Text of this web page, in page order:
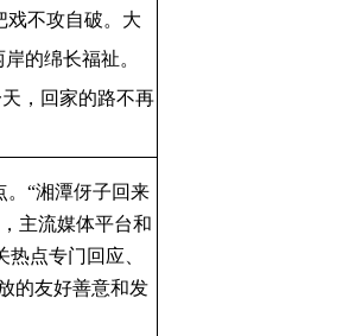
戏不攻自破。大
的绵长福祉。
，回家的路不再
“湘潭伢子回来
主流媒体平台和
点专门回应、
的友好善意和发